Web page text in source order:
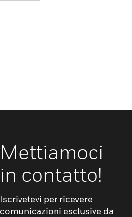
Mettiamoci
in contatto!
Iscrivetevi per ricevere
comunicazioni esclusive da